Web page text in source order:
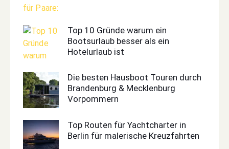
Top 10 Gründe warum ein
Bootsurlaub besser als ein
Hotelurlaub ist
Die besten Hausboot Touren durch
Brandenburg & Mecklenburg
Vorpommern
Top Routen für Yachtcharter in
Berlin für malerische Kreuzfahrten